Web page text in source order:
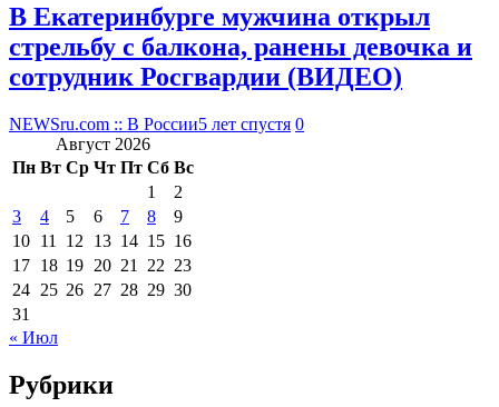
В Екатеринбурге мужчина открыл
стрельбу с балкона, ранены девочка и
сотрудник Росгвардии (ВИДЕО)
NEWSru.com :: В России5 лет спустя 0
Август 2026
Пн Вт Ср Чт Пт Сб Вс
1
2
3
4 5 6 7 8
9
10 11 12 13 14 15 16
17 18 19 20 21 22 23
24 25 26 27 28 29 30
31
« Июл
Рубрики